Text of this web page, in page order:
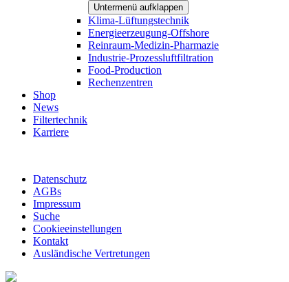
Untermenü aufklappen
Klima-Lüftungstechnik
Energieerzeugung-Offshore
Reinraum-Medizin-Pharmazie
Industrie-Prozessluftfiltration
Food-Production
Rechenzentren
Shop
News
Filtertechnik
Karriere
Datenschutz
AGBs
Impressum
Suche
Cookieeinstellungen
Kontakt
Ausländische Vertretungen